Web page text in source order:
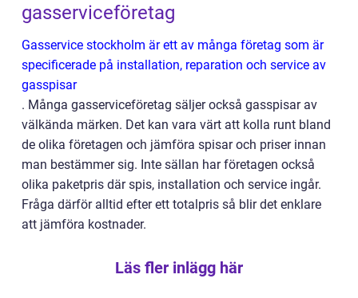
gasserviceföretag
Gasservice stockholm är ett av många företag som är
specificerade på installation, reparation och service av
gasspisar
. Många gasserviceföretag säljer också gasspisar av
välkända märken. Det kan vara värt att kolla runt bland
de olika företagen och jämföra spisar och priser innan
man bestämmer sig. Inte sällan har företagen också
olika paketpris där spis, installation och service ingår.
Fråga därför alltid efter ett totalpris så blir det enklare
att jämföra kostnader.
Läs fler inlägg här